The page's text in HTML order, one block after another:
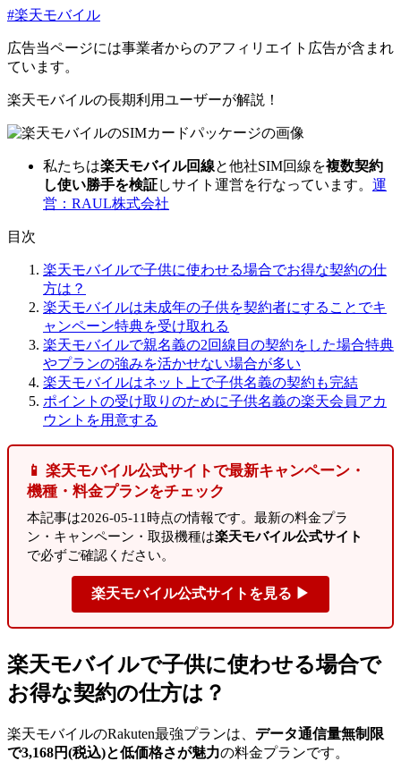
#楽天モバイル
広告当ページには事業者からのアフィリエイト広告が含まれ
ています。
楽天モバイルの長期利用ユーザーが解説！
私たちは楽天モバイル回線と他社SIM回線を複数契約
し使い勝手を検証しサイト運営を行なっています。 運
営：RAUL株式会社
目次
楽天モバイルで子供に使わせる場合でお得な契約の仕
方は？
楽天モバイルは未成年の子供を契約者にすることでキ
ャンペーン特典を受け取れる
楽天モバイルで親名義の2回線目の契約をした場合特典
やプランの強みを活かせない場合が多い
楽天モバイルはネット上で子供名義の契約も完結
ポイントの受け取りのために子供名義の楽天会員アカ
ウントを用意する
📱 楽天モバイル公式サイトで最新キャンペーン・
機種・料金プランをチェック
本記事は2026-05-11時点の情報です。最新の料金プラ
ン・キャンペーン・取扱機種は楽天モバイル公式サイト
で必ずご確認ください。
楽天モバイル公式サイトを見る ▶
楽天モバイルで子供に使わせる場合で
お得な契約の仕方は？
楽天モバイルのRakuten最強プランは、 データ通信量無制限
で3,168円(税込)と低価格さが魅力の料金プランです。